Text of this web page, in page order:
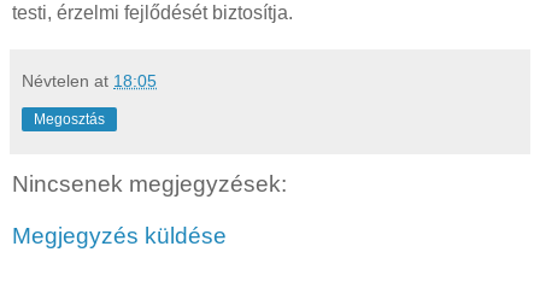
testi, érzelmi fejlődését biztosítja.
Névtelen at 18:05
Megosztás
Nincsenek megjegyzések:
Megjegyzés küldése